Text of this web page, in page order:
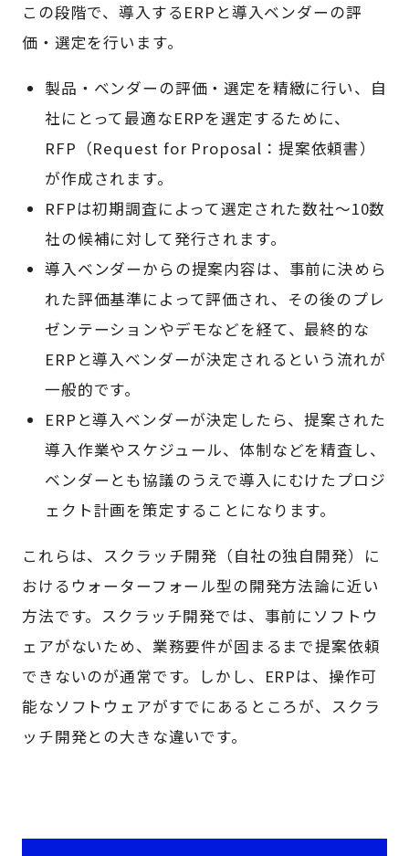
この段階で、導入するERPと導入ベンダーの評
価・選定を行います。
製品・ベンダーの評価・選定を精緻に行い、自
社にとって最適なERPを選定するために、
RFP（Request for Proposal：提案依頼書）
が作成されます。
RFPは初期調査によって選定された数社～10数
社の候補に対して発行されます。
導入ベンダーからの提案内容は、事前に決めら
れた評価基準によって評価され、その後のプレ
ゼンテーションやデモなどを経て、最終的な
ERPと導入ベンダーが決定されるという流れが
一般的です。
ERPと導入ベンダーが決定したら、提案された
導入作業やスケジュール、体制などを精査し、
ベンダーとも協議のうえで導入にむけたプロジ
ェクト計画を策定することになります。
これらは、スクラッチ開発（自社の独自開発）に
おけるウォーターフォール型の開発方法論に近い
方法です。スクラッチ開発では、事前にソフトウ
ェアがないため、業務要件が固まるまで提案依頼
できないのが通常です。しかし、ERPは、操作可
能なソフトウェアがすでにあるところが、スクラ
ッチ開発との大きな違いです。